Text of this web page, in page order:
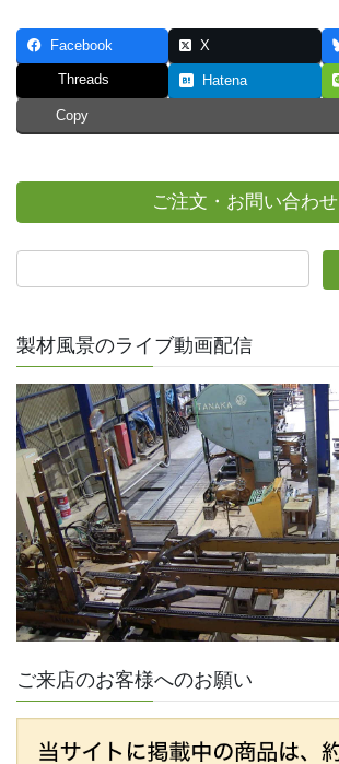
Facebook X
Threads Hatena
Copy
ご注文・お問い合わせ
製材風景のライブ動画配信
ご来店のお客様へのお願い